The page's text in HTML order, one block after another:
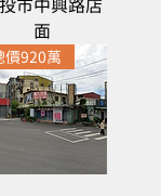
市中興路店
面
價920萬